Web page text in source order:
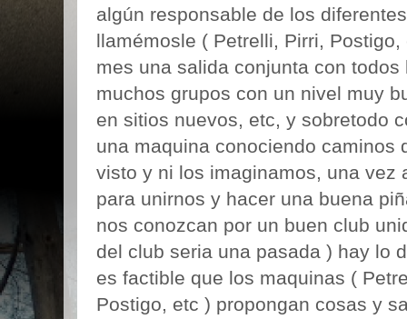
algún responsable de los
llamémosle ( Petrelli, Pirri,
mes una salida conjunta con
muchos grupos con un nivel muy
en sitios nuevos, etc, y sobretodo
una maquina conociendo caminos
visto y ni los imaginamos, una vez
para unirnos y hacer una buena
nos conozcan por un buen club
del club seria una pasada ) hay lo
es factible que los maquinas (
Postigo, etc ) propongan cosas y